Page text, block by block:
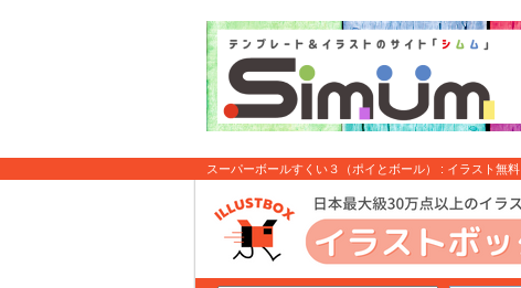
スーパーボールすくい３（ポイとボール） : イラスト無料